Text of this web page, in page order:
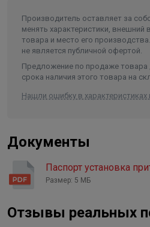
Можно устанавливать
обслуживаемом помещении
Низкий уровень шума.
Встроенная система
Производитель оставляет за
менять характеристики, внешний
товара и место его
не является публичной офертой.
Предложение по продаже товара
срока наличия этого товара на
Нашли ошибку в характеристиках
Документы
Паспорт установка
Размер: 5 МБ
Отзывы реальных